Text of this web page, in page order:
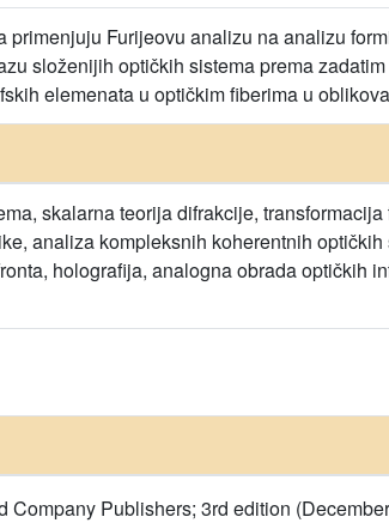
primenjuju Furijeovu analizu na analizu
složenijih optičkih sistema prema
elemenata u optičkim fiberima u
skalarna teorija difrakcije,
analiza kompleksnih koherentnih
holografija, analogna obrada optičkih
Publishers; 3rd edition